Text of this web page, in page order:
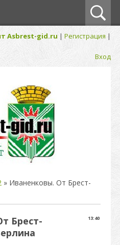
Asbrest-gid.ru | Регистрация |
Вход
» Иваненковы. От Брест-
13:40
Брест-